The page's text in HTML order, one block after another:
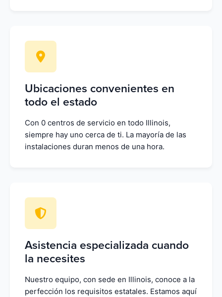
Ubicaciones convenientes en
todo el estado
Con 0 centros de servicio en todo Illinois,
siempre hay uno cerca de ti. La mayoría de las
instalaciones duran menos de una hora.
Asistencia especializada cuando
la necesites
Nuestro equipo, con sede en Illinois, conoce a la
perfección los requisitos estatales. Estamos aquí